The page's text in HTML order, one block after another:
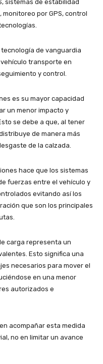
sistemas de estabilidad
por GPS, control
de vanguardia
transporte en
y control.
es su mayor capacidad
un menor impacto y
se debe a que, al tener
de manera más
de la calzada.
hace que los sistemas
fuerzas entre el vehículo y
evitando así los
que son los principales
carga representa un
Esto significa una
necesarios para mover el
en una menor
autorizados e
acompañar esta medida
no en limitar un avance